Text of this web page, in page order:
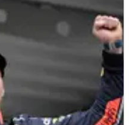
30/07/19
konservatif
Williams
balapan yang akan datang
dia hanya
melalui kondisi yang sulit